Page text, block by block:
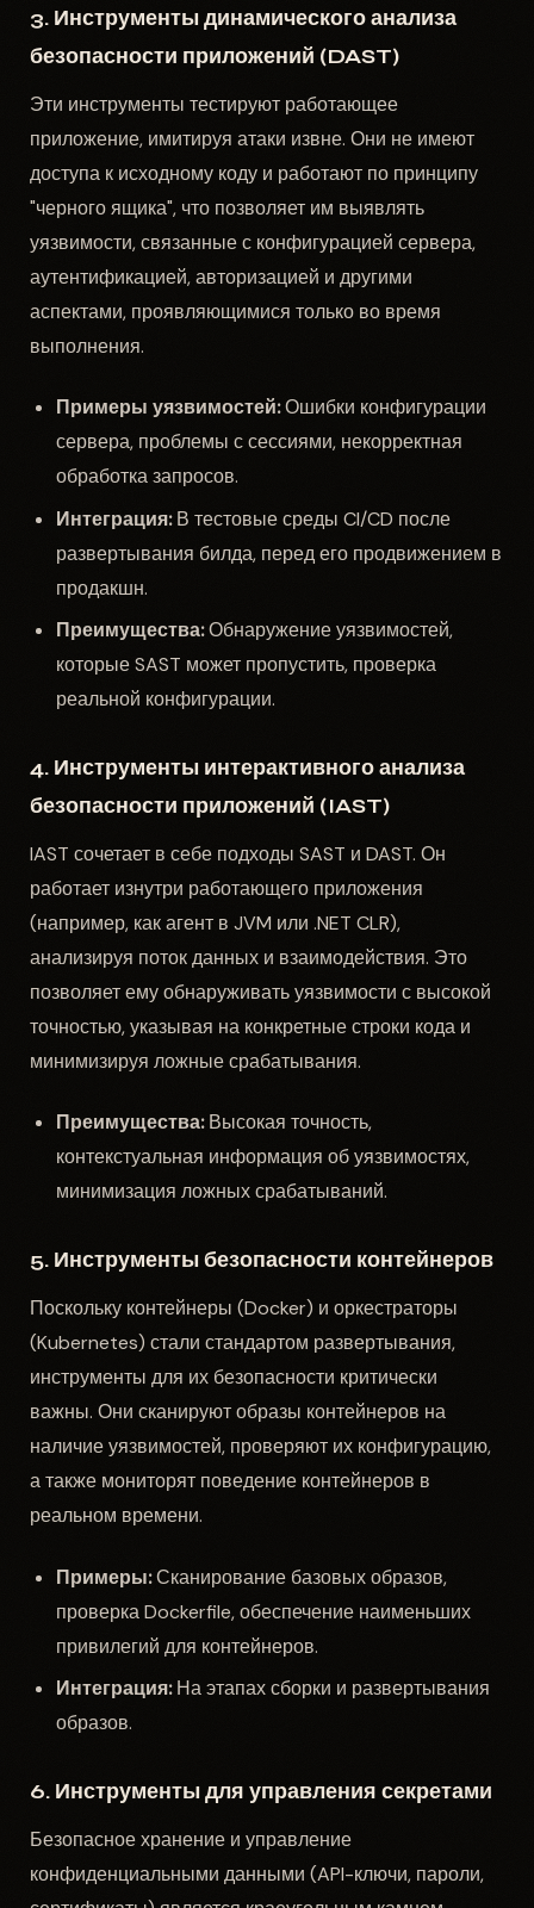
3. Инструменты динамического анализа
безопасности приложений (DAST)
Эти инструменты тестируют работающее
приложение, имитируя атаки извне. Они не имеют
доступа к исходному коду и работают по принципу
"черного ящика", что позволяет им выявлять
уязвимости, связанные с конфигурацией сервера,
аутентификацией, авторизацией и другими
аспектами, проявляющимися только во время
выполнения.
Примеры уязвимостей:Ошибки конфигурации
сервера, проблемы с сессиями, некорректная
обработка запросов.
Интеграция:В тестовые среды CI/CD после
развертывания билда, перед его продвижением в
продакшн.
Преимущества:Обнаружение уязвимостей,
которые SAST может пропустить, проверка
реальной конфигурации.
4. Инструменты интерактивного анализа
безопасности приложений (IAST)
IAST сочетает в себе подходы SAST и DAST. Он
работает изнутри работающего приложения
(например, как агент в JVM или .NET CLR),
анализируя поток данных и взаимодействия. Это
позволяет ему обнаруживать уязвимости с высокой
точностью, указывая на конкретные строки кода и
минимизируя ложные срабатывания.
Преимущества:Высокая точность,
контекстуальная информация об уязвимостях,
минимизация ложных срабатываний.
5. Инструменты безопасности контейнеров
Поскольку контейнеры (Docker) и оркестраторы
(Kubernetes) стали стандартом развертывания,
инструменты для их безопасности критически
важны. Они сканируют образы контейнеров на
наличие уязвимостей, проверяют их конфигурацию,
а также мониторят поведение контейнеров в
реальном времени.
Примеры:Сканирование базовых образов,
проверка Dockerfile, обеспечение наименьших
привилегий для контейнеров.
Интеграция:На этапах сборки и развертывания
образов.
6. Инструменты для управления секретами
Безопасное хранение и управление
конфиденциальными данными (API-ключи, пароли,